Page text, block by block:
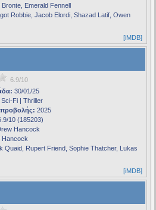
Bronte, Emerald Fennell
Robbie, Jacob Elordi, Shazad Latif, Owen
[iMDB]
6.9/10
30/01/25
Sci-Fi | Thriller
2025
10 (185203)
Hancock
Hancock
Quaid, Rupert Friend, Sophie Thatcher, Lukas
[iMDB]